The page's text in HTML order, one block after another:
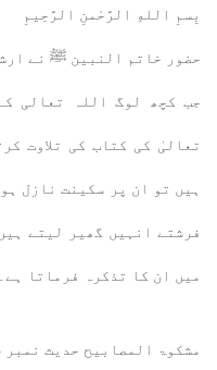
بِسمِ اللهِ الرَّحْمنِ الرَّحِيمِ
حضور خاتم النبین ﷺ نے
جب کچھ لوگ اللہ تعالی
تعالیٰ کی کتاب کی تلاوت
ہیں تو ان پر سکینت نازل
فرشتے انہیں گھیر لیتے
میں ان کا تذکرہ فرماتا ہے۔
مشکوۃ المصابیح حدیث نمبر 204